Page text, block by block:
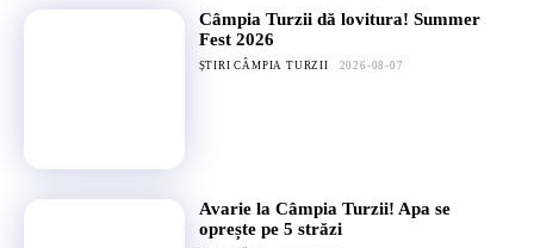
Câmpia Turzii dă lovitura! Summer
Fest 2026
ȘTIRI CÂMPIA TURZII 2026-08-07
Avarie la Câmpia Turzii! Apa se
oprește pe 5 străzi